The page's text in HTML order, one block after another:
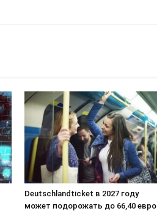
Deutschlandticket в 2027 году
может подорожать до 66,40 евро